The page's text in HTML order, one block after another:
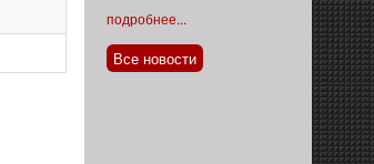
подробнее...
Все новости